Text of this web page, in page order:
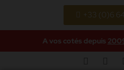
+33 (0)6
A vos cotés depuis